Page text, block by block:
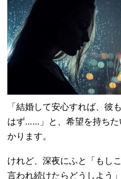
「結婚して安心すれば、彼
はず……」と、希望を持ちた
かります。
けれど、深夜にふと「もし
言われ続けたらどうしよう